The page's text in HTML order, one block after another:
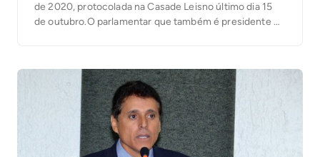
de 2020, protocolada na Casade Leisno último dia 15
de outubro.O parlamentar que também é presidente da
receber emendas. Decorrido o prazo, ele terá até 15
dias para […]